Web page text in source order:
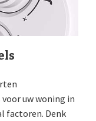
uw woning in
factoren. Denk